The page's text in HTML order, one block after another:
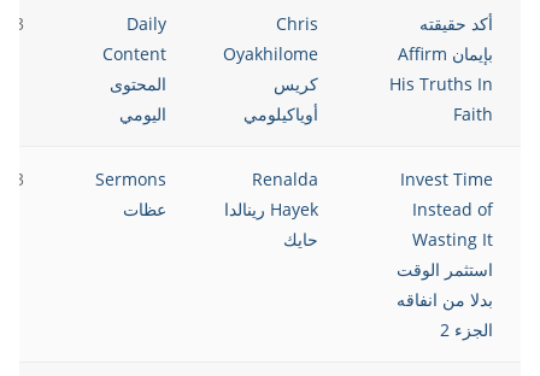
أكد حقيقته
بإيمان Affirm
His Truths In
Faith
Chris
Oyakhilome
كريس
أوياكيلومي
Daily
Content
المحتوى
اليومي
Invest Time
Instead of
Wasting It
استثمر الوقت
بدلا من انفاقه
الجزء 2
Renalda
Hayek رينالدا
حايك
Sermons
عظات